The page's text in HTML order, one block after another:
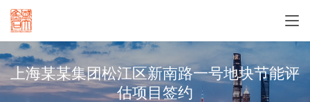
上海某某集团松江区新南路一号地块节能评
估项目签约